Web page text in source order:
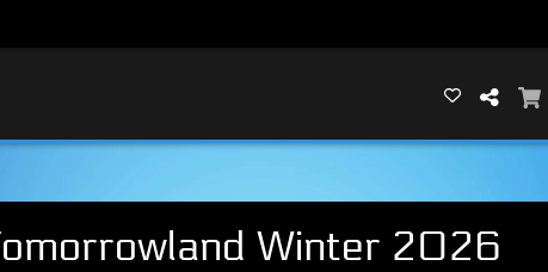
Winter 2026